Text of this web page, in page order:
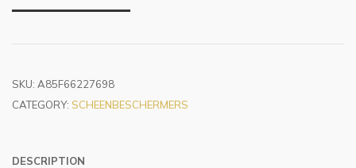
SKU: A85F66227698
CATEGORY: SCHEENBESCHERMERS
DESCRIPTION